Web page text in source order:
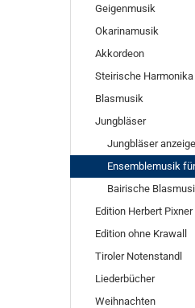
Geigenmusik
Okarinamusik
Akkordeon
Steirische Harmonika
Blasmusik
Jungbläser
Jungbläser
Ensemblemusik
Bairische
Edition Herbert Pixner
Edition ohne Krawall
Tiroler Notenstandl
Liederbücher
Weihnachten